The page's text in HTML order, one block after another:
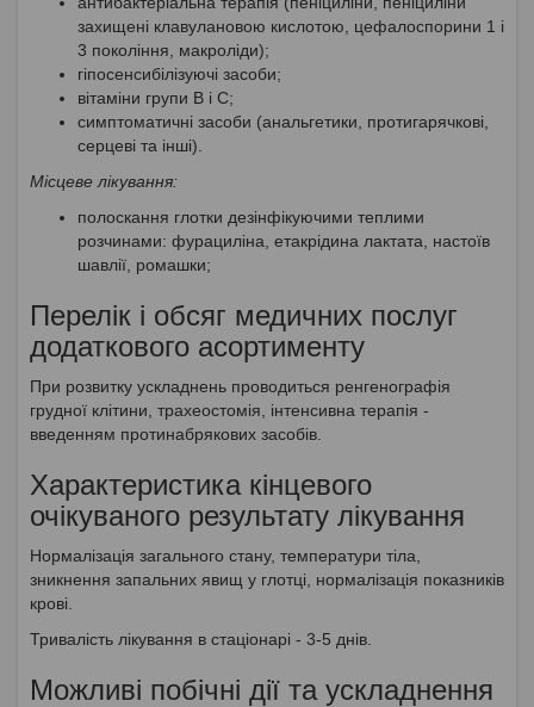
захищені клавулановою кислотою, цефалоспорини 1 і
3 покоління, макроліди);
гіпосенсибілізуючі засоби;
вітаміни групи В і С;
симптоматичні засоби (анальгетики, протигарячкові,
серцеві та інші).
Місцеве лікування:
полоскання глотки дезінфікуючими теплими
розчинами: фурациліна, етакрідина лактата, настоїв
шавлії, ромашки;
Перелік і обсяг медичних послуг
додаткового асортименту
При розвитку ускладнень проводиться ренгенографія
грудної клітини, трахеостомія, інтенсивна терапія -
введенням протинабрякових засобів.
Характеристика кінцевого
очікуваного результату лікування
Нормалізація загального стану, температури тіла,
зникнення запальних явищ у глотці, нормалізація показників
крові.
Тривалість лікування в стаціонарі - 3-5 днів.
Можливі побічні дії та ускладнення